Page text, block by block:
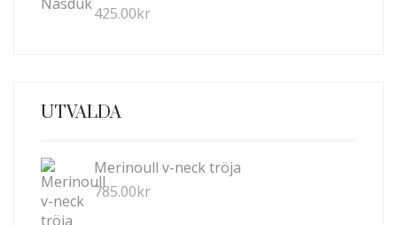
425.00kr
UTVALDA
Merinoull v-neck tröja
785.00kr